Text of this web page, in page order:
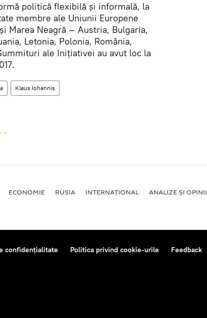
politică flexibilă și informală, la
membre ale Uniunii Europene
Marea Neagră — Austria, Bulgaria,
Letonia, Polonia, România,
ale Inițiativei au avut loc la
Klaus Iohannis
ECONOMIE RUSIA INTERNAŢIONAL ANALIZE ȘI OPINII
confidențialitate Politica privind cookie-urile Feedback